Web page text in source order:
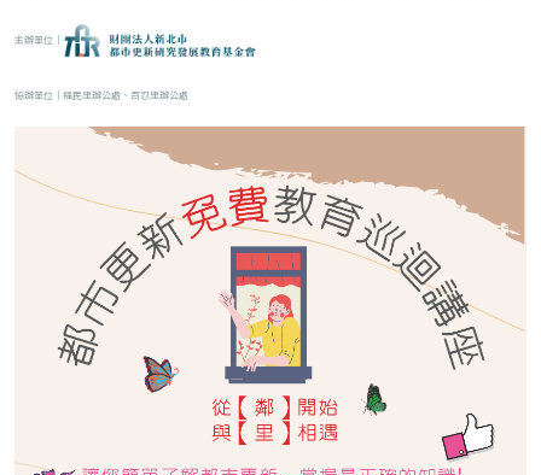
主辦單位｜
協辦單位｜福民里辦公處、百忍里辦公處